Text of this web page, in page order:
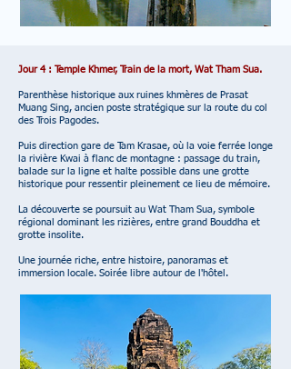
Jour 4 : Temple Khmer, Train de la mort, Wat Tham Sua.
Parenthèse historique aux ruines khmères de Prasat
Muang Sing, ancien poste stratégique sur la route du col
des Trois Pagodes.
Puis direction gare de Tam Krasae, où la voie ferrée longe
la rivière Kwai à flanc de montagne : passage du train,
balade sur la ligne et halte possible dans une grotte
historique pour ressentir pleinement ce lieu de mémoire.
La découverte se poursuit au Wat Tham Sua, symbole
régional dominant les rizières, entre grand Bouddha et
grotte insolite.
Une journée riche, entre histoire, panoramas et
immersion locale. Soirée libre autour de l'hôtel.